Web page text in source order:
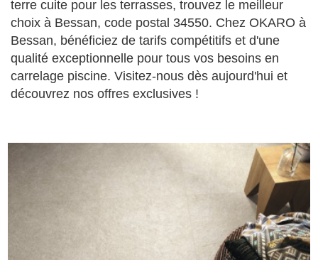
terre cuite pour les terrasses, trouvez le meilleur
choix à Bessan, code postal 34550. Chez OKARO à
Bessan, bénéficiez de tarifs compétitifs et d'une
qualité exceptionnelle pour tous vos besoins en
carrelage piscine. Visitez-nous dès aujourd'hui et
découvrez nos offres exclusives !